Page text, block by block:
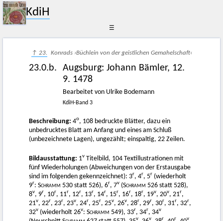
KdiH
☰
↑ 23. Konrads ›Büchlein von der geistlichen Gemahelschaft‹
23.0.b. Augsburg: Johann Bämler, 12.
9. 1478
Bearbeitet von Ulrike Bodemann
KdiH-Band 3
Beschreibung: 4o, 108 bedruckte Blätter, dazu ein
unbedrucktes Blatt am Anfang und eines am Schluß
(unbezeichnete Lagen), ungezählt; einspaltig, 22 Zeilen.
Bildausstattung: 1v Titelbild, 104 Textillustrationen mit
fünf Wiederholungen (Abweichungen von der Erstausgabe
sind im folgenden gekennzeichnet): 3r, 4r, 5r (wiederholt
9r: Schramm 530 statt 526), 6r, 7v (Schramm 526 statt 528),
8v, 9r, 10r, 11r, 12r, 13r, 14r, 15r, 16r, 18r, 19v, 20v, 21r,
21v, 22r, 23r, 23v, 24r, 25r, 25v, 26v, 28r, 29r, 30r, 31r, 32r,
32v (wiederholt 26v: Schramm 549), 33r, 34r, 34v
v v r r v